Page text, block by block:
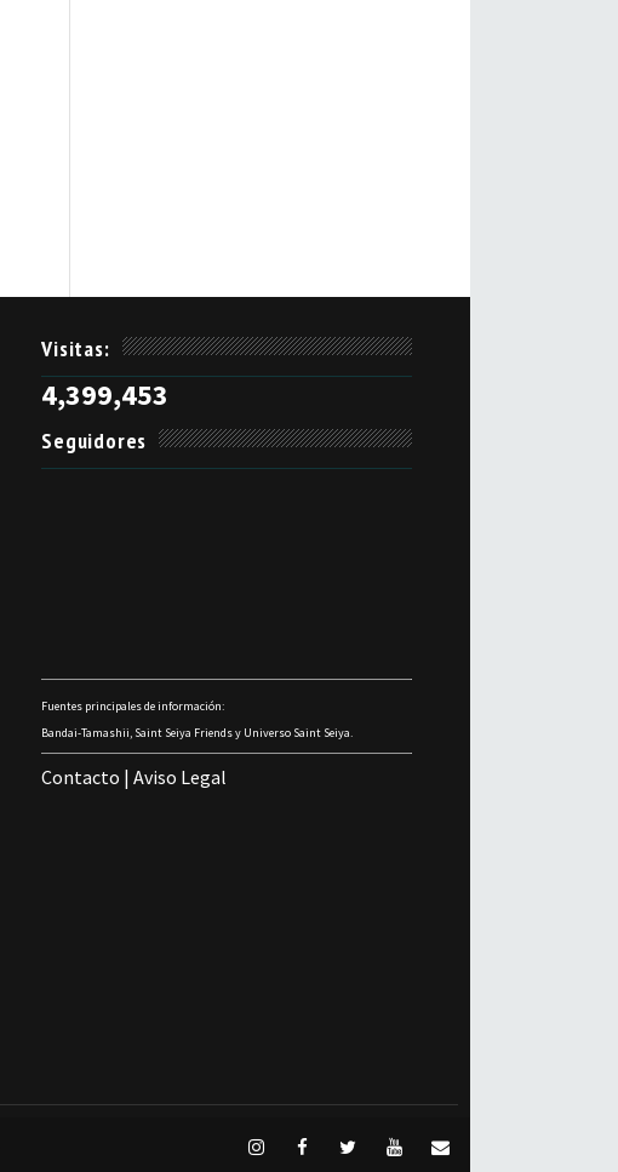
Visitas:
4,399,453
Seguidores
Fuentes principales de información:
Bandai-Tamashii, Saint Seiya Friends y Universo Saint Seiya.
Contacto |Aviso Legal